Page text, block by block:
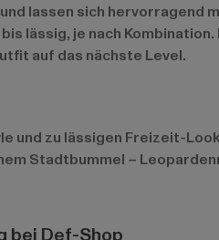
lassen sich hervorragend
lässig, je nach
auf das nächste Level.
zu lässigen Freizeit-
Stadtbummel –